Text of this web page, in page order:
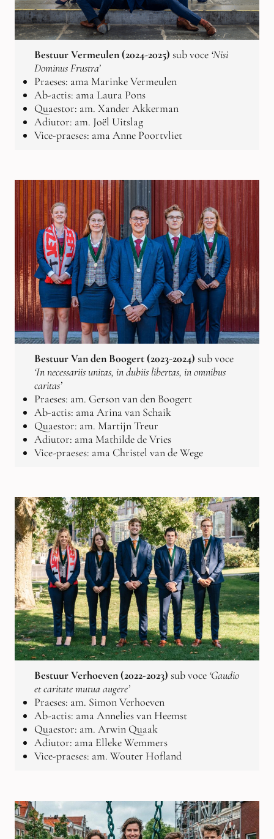
Bestuur Vermeulen (2024-2025) sub voce ‘Nisi
Dominus Frustra’
Praeses: ama Marinke Vermeulen
Ab-actis: ama Laura Pons
Quaestor: am. Xander Akkerman
Adiutor: am. Joël Uitslag
Vice-praeses: ama Anne Poortvliet
Bestuur Van den Boogert (2023-2024) sub voce
‘In necessariis unitas, in dubiis libertas, in omnibus
caritas’
Praeses: am. Gerson van den Boogert
Ab-actis: ama Arina van Schaik
Quaestor: am. Martijn Treur
Adiutor: ama Mathilde de Vries
Vice-praeses: ama Christel van de Wege
Bestuur Verhoeven (2022-2023) sub voce ‘Gaudio
et caritate mutua augere’
Praeses: am. Simon Verhoeven
Ab-actis: ama Annelies van Heemst
Quaestor: am. Arwin Quaak
Adiutor: ama Elleke Wemmers
Vice-praeses: am. Wouter Hofland